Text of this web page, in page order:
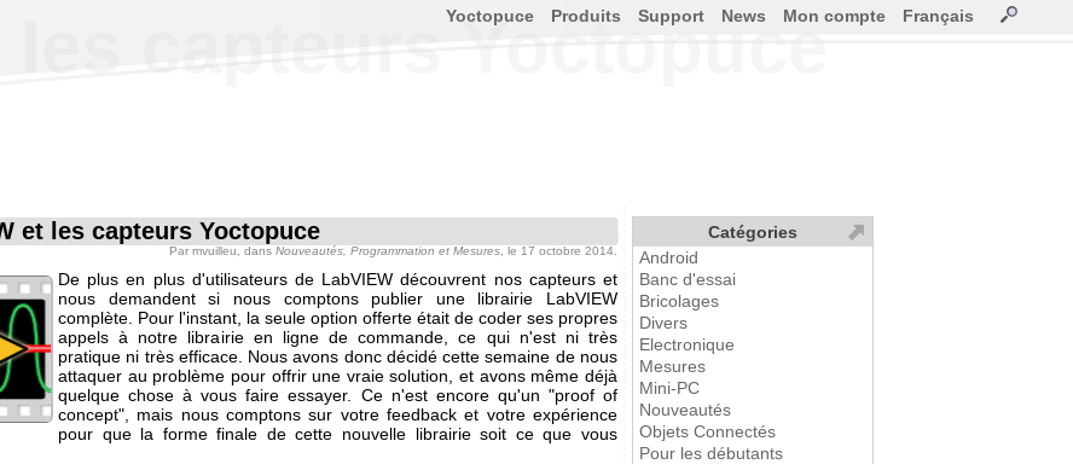
les capteurs Yoctopuce
et les capteurs Yoctopuce
Par mvuilleu , dans Nouveautés, Programmation et Mesures , le 17 octobre 2014.
De plus en plus d'utilisateurs de LabVIEW découvrent nos capteurs et
nous demandent si nous comptons publier une librairie LabVIEW
complète. Pour l'instant, la seule option offerte était de coder ses propres
appels à notre librairie en ligne de commande, ce qui n'est ni très
pratique ni très efficace. Nous avons donc décidé cette semaine de nous
attaquer au problème pour offrir une vraie solution, et avons même déjà
quelque chose à vous faire essayer. Ce n'est encore qu'un "proof of
concept", mais nous comptons sur votre feedback et votre expérience
pour que la forme finale de cette nouvelle librairie soit ce que vous
Yoctopuce Produits Support News Mon compte Français
Catégories
Android
Banc d'essai
Bricolages
Divers
Electronique
Mesures
Mini-PC
Nouveautés
Objets Connectés
Pour les débutants